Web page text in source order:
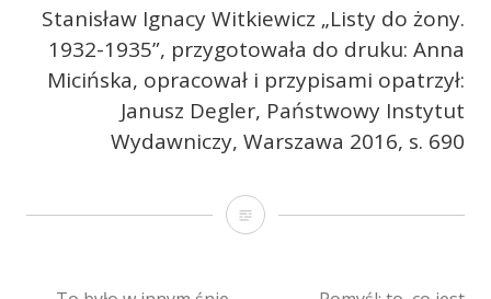
Stanisław Ignacy Witkiewicz „Listy do żony.
1932-1935”, przygotowała do druku: Anna
Micińska, opracował i przypisami opatrzył:
Janusz Degler, Państwowy Instytut
Wydawniczy, Warszawa 2016, s. 690
„Robię